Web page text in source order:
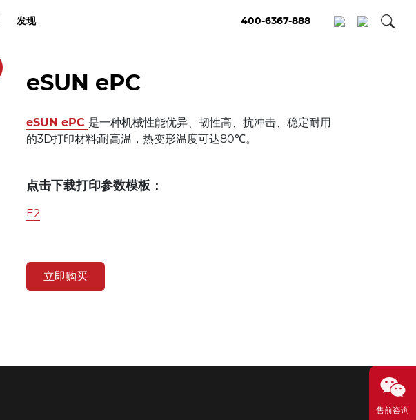
发现 400-6367-888
eSUN ePC
eSUN ePC 是一种机械性能优异、韧性高、抗冲击、稳定耐用
的3D打印材料;耐高温，热变形温度可达80℃。
点击下载打印参数模板：
E2
立即购买
售前咨询